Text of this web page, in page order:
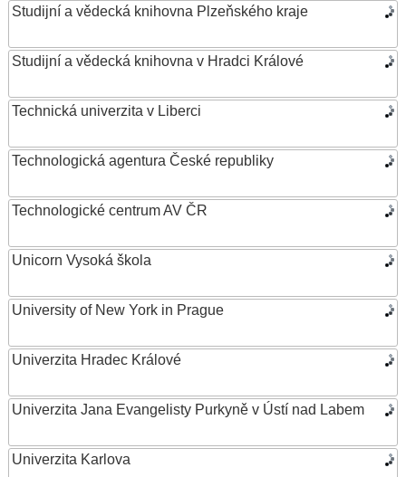
Studijní a vědecká knihovna Plzeňského kraje
Studijní a vědecká knihovna v Hradci Králové
Technická univerzita v Liberci
Technologická agentura České republiky
Technologické centrum AV ČR
Unicorn Vysoká škola
University of New York in Prague
Univerzita Hradec Králové
Univerzita Jana Evangelisty Purkyně v Ústí nad Labem
Univerzita Karlova